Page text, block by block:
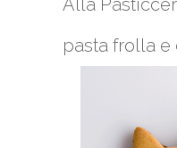
pasta frolla e